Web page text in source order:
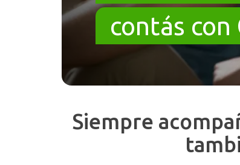
contás con
Siempre